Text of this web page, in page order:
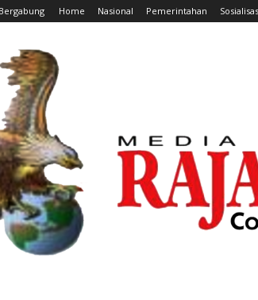
Home Nasional Pemerintahan